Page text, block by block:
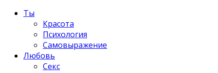
Ты
Красота
Психология
Самовыражение
Любовь
Секс